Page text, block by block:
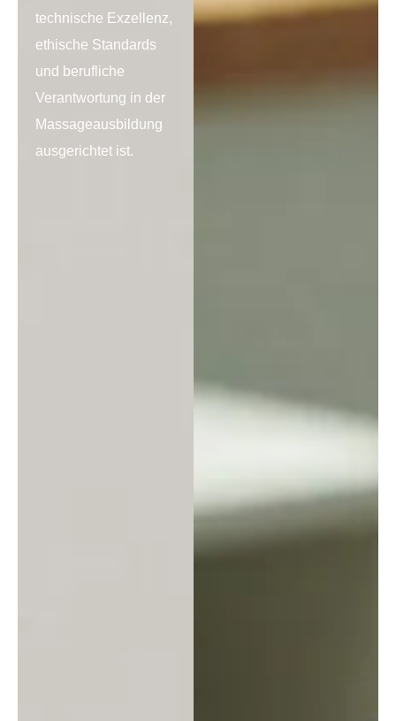
technische Exzellenz,
ethische Standards
und berufliche
Verantwortung in der
Massageausbildung
ausgerichtet ist.